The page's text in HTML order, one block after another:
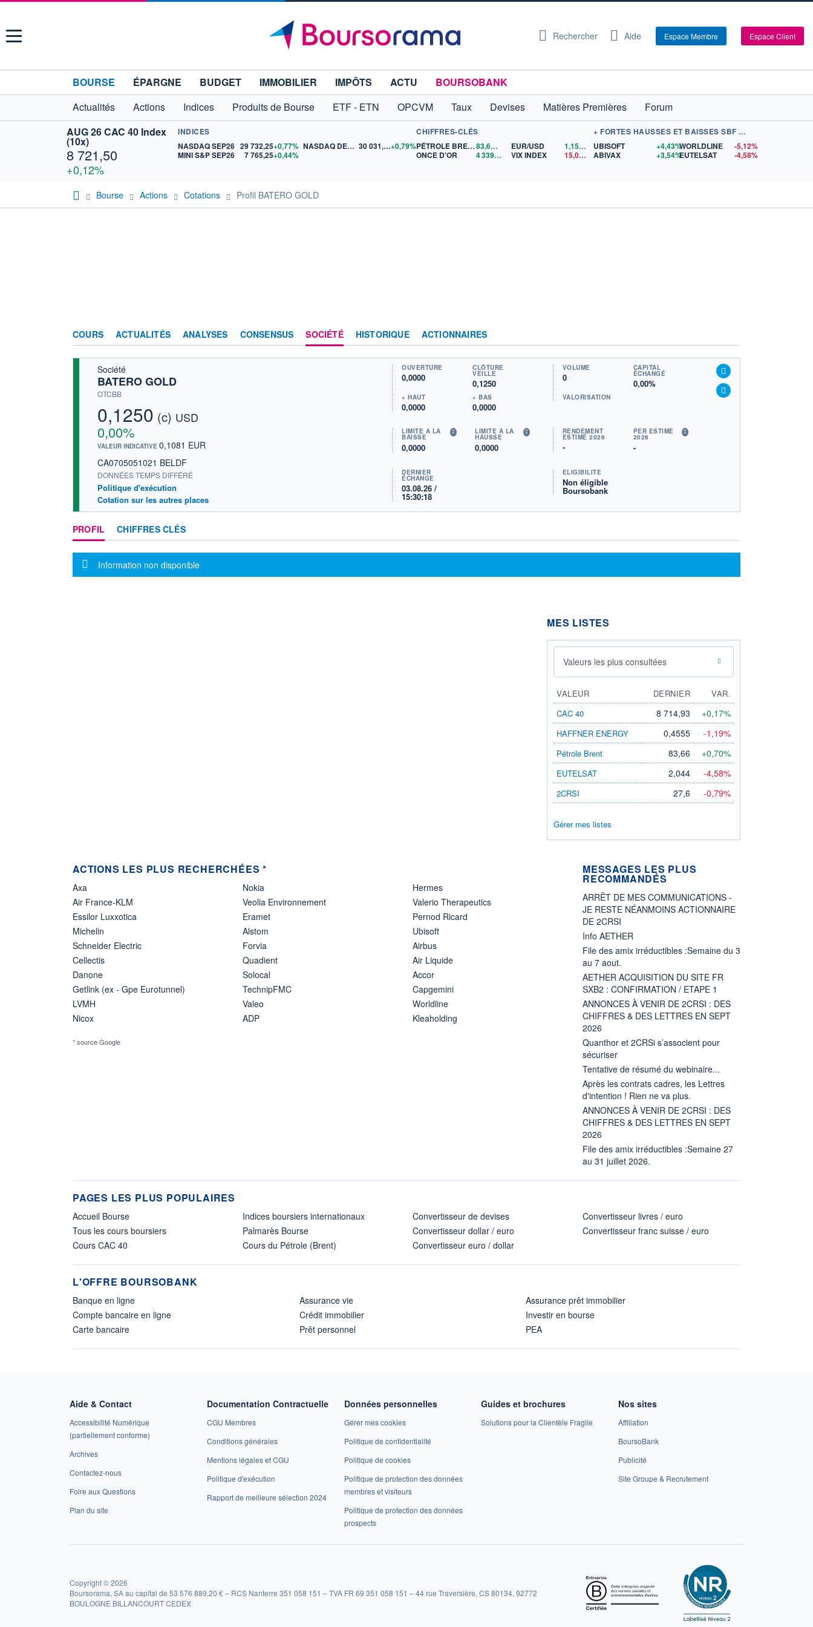
Menu Rechercher Aide Espace Membre Espace Client
BOURSE ÉPARGNE BUDGET IMMOBILIER IMPÔTS ACTU
BOURSOBANK
Actualités
Actions Indices Produits de Bourse ETF - ETN OPCVM Taux Devises Matières Premières
Forum
AUG 26 CAC 40 Index
(10x)
8 721,50
+0,12%
INDICES
NASDAQ SEP26 29 732,25+0,77%
MINI S&P SEP26
7 765,25+0,44%
NASDAQ DEC26 30 031,25+0,79%
CHIFFRES-CLÉS
PÉTROLE BRENT
83,66$US
ONCE D'OR
4 339,53 $US
EUR/USD 1,1566
$US
VIX INDEX
15,04$US
+ FORTES HAUSSES ET BAISSES SBF 120
UBISOFT
+4,43%
ABIVAX
+3,54%
WORLDLINE
-5,12%
EUTELSAT
-4,58%
Bourse Actions Cotations Profil BATERO GOLD
COURS ACTUALITÉS ANALYSES CONSENSUS SOCIÉTÉ HISTORIQUE ACTIONNAIRES
Société
BATERO GOLD
OTCBB
0,1250 (c) USD
0,00%
VALEUR INDICATIVE 0,1081 EUR
CA0705051021 BELDF
DONNÉES TEMPS DIFFÉRÉ
Politique d'exécution
Cotation sur les autres places
OUVERTURE
0,0000
CLÔTURE
VEILLE
0,1250
+ HAUT
0,0000
+ BAS
0,0000
VOLUME
0
CAPITAL
ÉCHANGÉ
0,00%
VALORISATION
LIMITE À LA
BAISSE
0,0000
LIMITE À LA
HAUSSE
0,0000
RENDEMENT
ESTIMÉ 2026
-
PER ESTIMÉ
2026
-
DERNIER
ÉCHANGE
03.08.26 /
15:30:18
ÉLIGIBILITÉ
Non éligible
Boursobank
PROFIL CHIFFRES CLÉS
Message d'information
Information non disponible
MES LISTES
Valeurs les plus consultées
VALEUR DERNIER
VAR.
CAC 40
8 714,93 +0,17%
HAFFNER ENERGY 0,4555 -1,19%
Pétrole Brent 83,66 +0,70%
EUTELSAT 2,044 -4,58%
2CRSI 27,6 -0,79%
Gérer mes listes
ACTIONS LES PLUS RECHERCHÉES *
Axa
Air France-KLM
Essilor Luxxotica
Michelin
Schneider Electric
Cellectis
Danone
Getlink (ex - Gpe Eurotunnel)
LVMH
Nicox
Nokia
Veolia Environnement
Eramet
Alstom
Forvia
Quadient
Solocal
TechnipFMC
Valeo
ADP
Hermes
Valerio Therapeutics
Pernod Ricard
Ubisoft
Airbus
Air Liquide
Accor
Capgemini
Worldline
Kleaholding
* source Google
MESSAGES LES PLUS
RECOMMANDÉS
ARRÊT DE MES COMMUNICATIONS -
JE RESTE NÉANMOINS ACTIONNAIRE
DE 2CRSI
Info AETHER
File des amix irréductibles :Semaine du 3
au 7 aout.
AETHER ACQUISITION DU SITE FR
SXB2 : CONFIRMATION / ETAPE 1
ANNONCES À VENIR DE 2CRSI : DES
CHIFFRES & DES LETTRES EN SEPT
2026
Quanthor et 2CRSi s’associent pour
sécuriser
Tentative de résumé du webinaire...
Après les contrats cadres, les Lettres
d'intention ! Rien ne va plus.
ANNONCES À VENIR DE 2CRSI : DES
CHIFFRES & DES LETTRES EN SEPT
2026
File des amix irréductibles :Semaine 27
au 31 juillet 2026.
PAGES LES PLUS POPULAIRES
Accueil Bourse
Tous les cours boursiers
Cours CAC 40
Indices boursiers internationaux
Palmarès Bourse
Cours du Pétrole (Brent)
Convertisseur de devises
Convertisseur dollar / euro
Convertisseur euro / dollar
Convertisseur livres / euro
Convertisseur franc suisse / euro
L'OFFRE BOURSOBANK
Banque en ligne
Compte bancaire en ligne
Carte bancaire
Assurance vie
Crédit immobilier
Prêt personnel
Assurance prêt immobilier
Investir en bourse
PEA
Aide & Contact
Accessibilité Numérique
(partiellement conforme)
Archives
Contactez-nous
Foire aux Questions
Plan du site
Documentation Contractuelle
CGU Membres
Conditions générales
Mentions légales et CGU
Politique d'exécution
Rapport de meilleure sélection 2024
Données personnelles
Gérer mes cookies
Politique de confidentialité
Politique de cookies
Politique de protection des données
membres et visiteurs
Politique de protection des données
prospects
Guides et brochures
Solutions pour la Clientèle Fragile
Nos sites
Affiliation
BoursoBank
Publicité
Site Groupe & Recrutement
Copyright © 2026
Boursorama, SA au capital de 53 576 889,20 € – RCS Nanterre 351 058 151 – TVA FR 69 351 058 151 – 44 rue Traversière, CS 80134, 92772
BOULOGNE BILLANCOURT CEDEX